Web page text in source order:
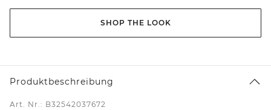
SHOP THE LOOK
Produktbeschreibung
Art. Nr.: B32542037672